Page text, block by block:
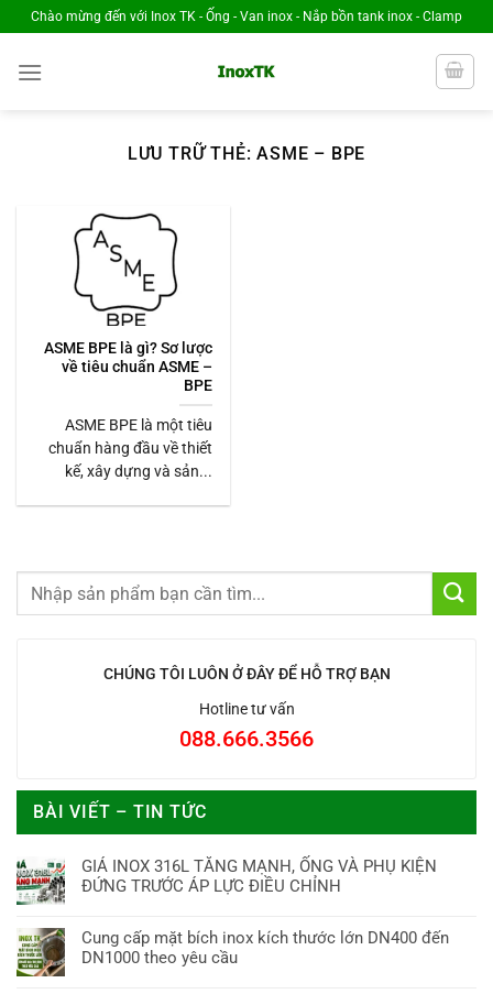
Chuyển
đến
nội
Chào mừng đến với Inox TK - Ống - Van inox - Nắp bồn tank inox - Clamp
LƯU TRỮ THẺ:ASME – BPE
ASME BPE là gì? Sơ lược
về tiêu chuẩn ASME –
BPE
ASME BPE là một tiêu
chuẩn hàng đầu về thiết
kế, xây dựng và sản...
CHÚNG TÔI LUÔN Ở ĐÂY ĐỂ HỖ TRỢ BẠN
Hotline tư vấn
088.666.3566
BÀI VIẾT – TIN TỨC
GIÁ INOX 316L TĂNG MẠNH, ỐNG VÀ PHỤ KIỆN
ĐỨNG TRƯỚC ÁP LỰC ĐIỀU CHỈNH
Cung cấp mặt bích inox kích thước lớn DN400 đến
DN1000 theo yêu cầu